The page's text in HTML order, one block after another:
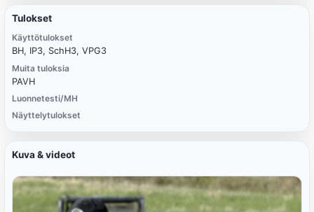
Tulokset
Käyttötulokset
BH, IP3, SchH3, VPG3
Muita tuloksia
PAVH
Luonnetesti/MH
Näyttelytulokset
Kuva & videot